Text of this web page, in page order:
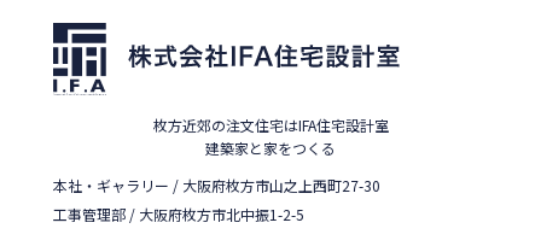
枚方近郊の注文住宅はIFA住宅設計室
建築家と家をつくる
本社・ギャラリー / 大阪府枚方市山之上西町27-30
工事管理部 / 大阪府枚方市北中振1-2-5